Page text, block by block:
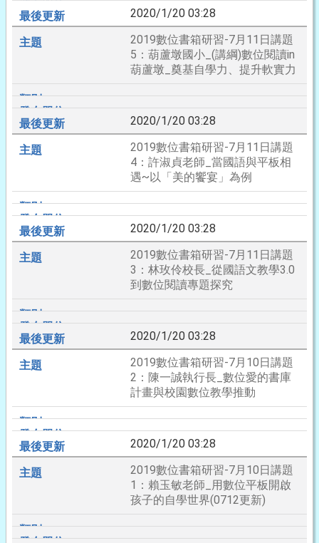
2020/1/20 03:28
2019數位書箱研習-7月11日講題
5：葫蘆墩國小_(講綱)數位閱讀in
葫蘆墩_奠基自學力、提升軟實力
2020/1/20 03:28
2019數位書箱研習-7月11日講題
4：許淑貞老師_當國語與平板相
遇~以「美的饗宴」為例
2020/1/20 03:28
2019數位書箱研習-7月11日講題
3：林玫伶校長_從國語文教學3.0
到數位閱讀專題探究
2020/1/20 03:28
2019數位書箱研習-7月10日講題
2：陳一誠執行長_數位愛的書庫
計畫與校園數位教學推動
2020/1/20 03:28
2019數位書箱研習-7月10日講題
1：賴玉敏老師_用數位平板開啟
孩子的自學世界(0712更新)